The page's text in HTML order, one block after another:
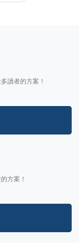
讀者的方案！
方案！